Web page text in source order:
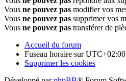
Vous ne pouvez pas modifier vos
Vous ne pouvez pas supprimer vos
Vous ne pouvez pas transférer de
Accueil du forum
Fuseau horaire surUTC+02:00
Supprimer les cookies